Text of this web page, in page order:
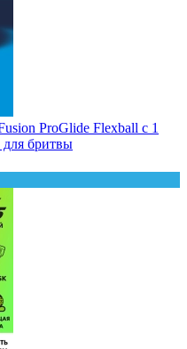
ProGlide Flexball с 1
для бритвы